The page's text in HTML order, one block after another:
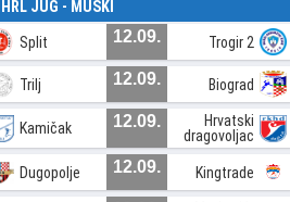
JUG - MUŠKI
Split 12.09. Trogir 2
Trilj 12.09. Biograd
Kamičak 12.09.
Hrvatski
dragovoljac
Dugopolje 12.09. Kingtrade